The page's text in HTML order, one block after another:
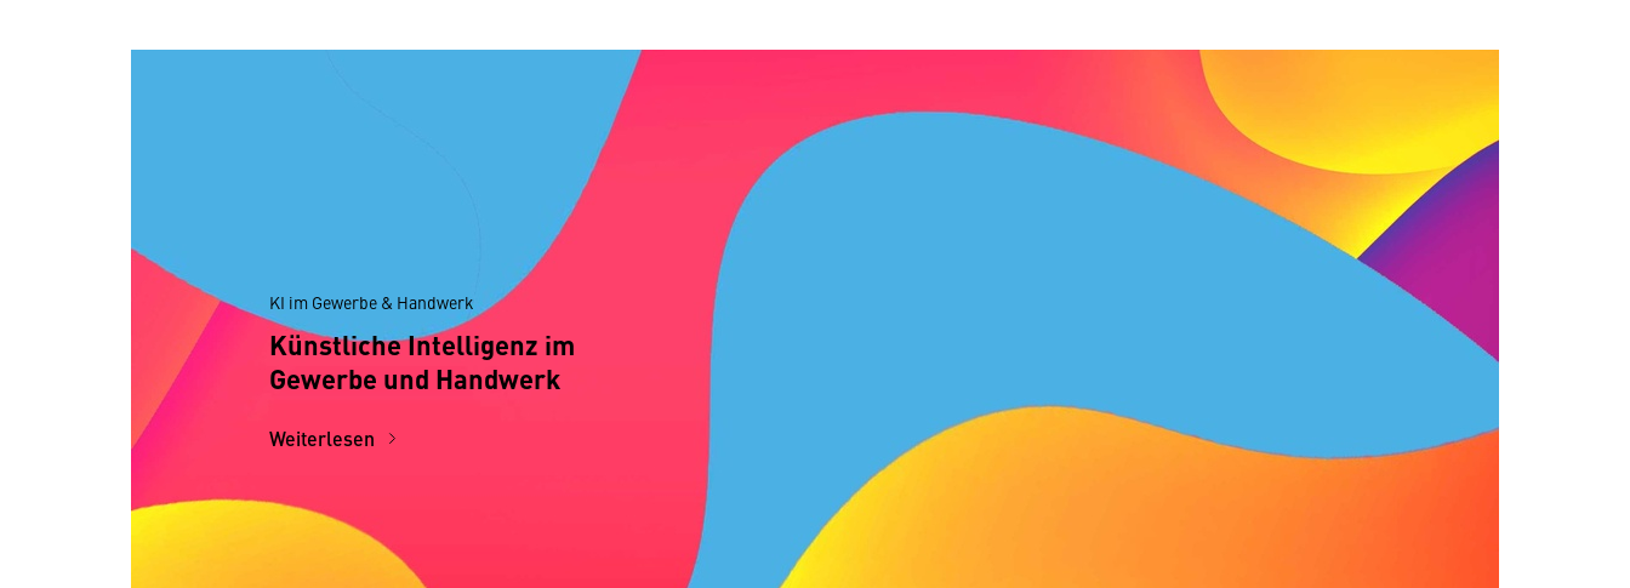
KI im Gewerbe & Handwerk
Künstliche Intelligenz im
Gewerbe und Handwerk
Weiterlesen